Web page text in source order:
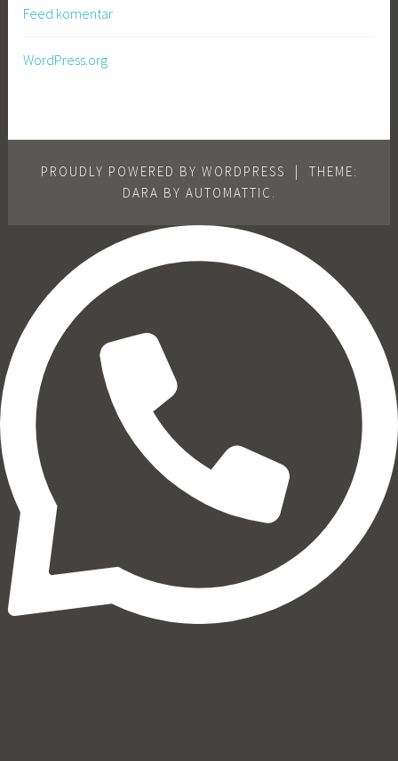
Feed komentar
WordPress.org
PROUDLY POWERED BY WORDPRESS |
THEME:
DARA BY AUTOMATTIC